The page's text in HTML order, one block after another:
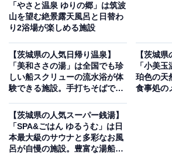
「石岡健康センター」は温泉や料
ュできる施設
茨城県石岡市にある「石岡健康セン
さしい光明石を使用した天然鉱石温
す。肌を刺す感じの無い新方式のガ
富なメニューが揃い、大人から子ども
りとくつろいで過ごせます。
「やさと温泉 ゆりの郷」は筑波
山を望む絶景露天風呂と日替わ
り2浴場が楽しめる施設
【茨城県の人気日帰り温泉】
「美和ささの湯」は全国でも珍
しい船スクリューの流水浴が体
験できる施設。手打ちそばでも
【茨城
「小美
珀色の天
食事処の
【茨城県の人気スーパー銭湯】
「SPA&ごはん ゆるうむ」は日
本最大級のサウナと多彩なお風
呂が自慢の施設。豊富な湯船と